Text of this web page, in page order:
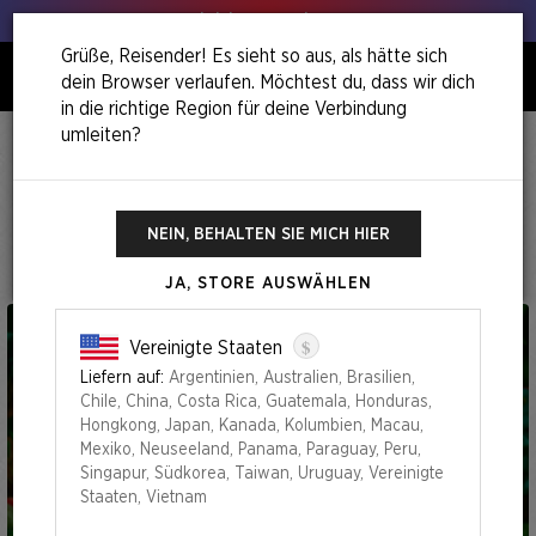
0
Home Extra Life 2025: ​ Secret Lair X Play-Doh
Extra Life 2025: ​ Secret Lair x Play-
Doh
Grüße, Reisender! Es sieht so aus, als hätte sich
dein Browser verlaufen. Möchtest du, dass wir dich
in die richtige Region für deine Verbindung
umleiten?
NEIN, BEHALTEN SIE MICH HIER
JA, STORE AUSWÄHLEN
Vereinigte Staaten $
Liefern auf: Argentinien, Australien, Brasilien,
Chile, China, Costa Rica, Guatemala, Honduras,
Hongkong, Japan, Kanada, Kolumbien, Macau,
Mexiko, Neuseeland, Panama, Paraguay, Peru,
Singapur, Südkorea, Taiwan, Uruguay, Vereinigte
Staaten, Vietnam